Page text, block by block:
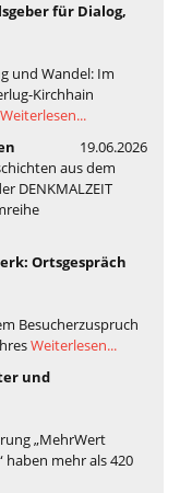
für Dialog,
und Wandel: Im
Kirchhain
Weiterlesen...
19.06.2026
aus dem
DENKMALZEIT
Ortsgespräch
Besucherzuspruch
Weiterlesen...
und
„MehrWert
mehr als 420